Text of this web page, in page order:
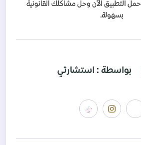
حمل التطبيق الآن وحل مشاكلك القانونية
بسهولة.
بواسطة : استشارتي